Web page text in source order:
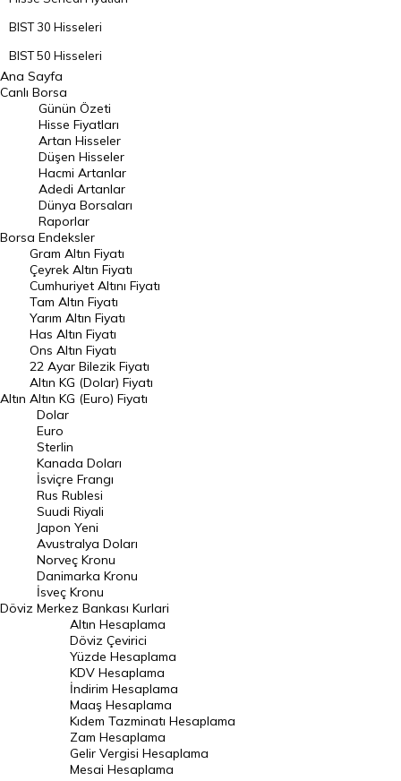
BIST 30 Hisseleri
BIST 50 Hisseleri
BIST 100 Hisseleri
En Çok Artan Hisseler
En Çok Düşen Hisseler
Hacmi Artanlar
Geçmiş Kapanışlar
Dünya Borsaları
Raporlar
Endeksler
DÖVİZ
Döviz Kuru
Dolar Kuru
Euro Kuru
Pound Kuru
Frank Kuru
Riyal Kuru
Avustralya Doları
Danimarka Kronu Kuru
Kanada Doları Kuru
Norveç Kronu Kuru
İsveç Kronu Kuru
Japon Yeni Kuru
Serbest Piyasa Döviz Kurları
Merkez Bankası Döviz Kurları
Ana Sayfa
Canlı Borsa
Borsa
Günün Özeti
Hisse Fiyatları
Artan Hisseler
Düşen Hisseler
Hacmi Artanlar
Adedi Artanlar
Dünya Borsaları
Raporlar
Endeksler
Altın
Gram Altın Fiyatı
Çeyrek Altın Fiyatı
Cumhuriyet Altını Fiyatı
Tam Altın Fiyatı
Yarım Altın Fiyatı
Has Altın Fiyatı
Ons Altın Fiyatı
22 Ayar Bilezik Fiyatı
Altın KG (Dolar) Fiyatı
Altın KG (Euro) Fiyatı
Döviz
Dolar
Euro
Sterlin
Kanada Doları
İsviçre Frangı
Rus Rublesi
Suudi Riyali
Japon Yeni
Avustralya Doları
Norveç Kronu
Danimarka Kronu
İsveç Kronu
Merkez Bankası Kurlari
Altın Hesaplama
Döviz Çevirici
Yüzde Hesaplama
KDV Hesaplama
İndirim Hesaplama
Maaş Hesaplama
Kıdem Tazminatı Hesaplama
Zam Hesaplama
Gelir Vergisi Hesaplama
Mesai Hesaplama